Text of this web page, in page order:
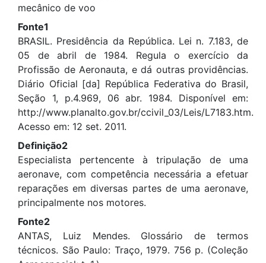
mecânico de voo
Fonte1
BRASIL. Presidência da República. Lei n. 7.183, de
05 de abril de 1984. Regula o exercício da
Profissão de Aeronauta, e dá outras providências.
Diário Oficial [da] República Federativa do Brasil,
Seção 1, p.4.969, 06 abr. 1984. Disponível em:
http://www.planalto.gov.br/ccivil_03/Leis/L7183.htm.
Acesso em: 12 set. 2011.
Definição2
Especialista pertencente à tripulação de uma
aeronave, com competência necessária a efetuar
reparações em diversas partes de uma aeronave,
principalmente nos motores.
Fonte2
ANTAS, Luiz Mendes. Glossário de termos
técnicos. São Paulo: Traço, 1979. 756 p. (Coleção